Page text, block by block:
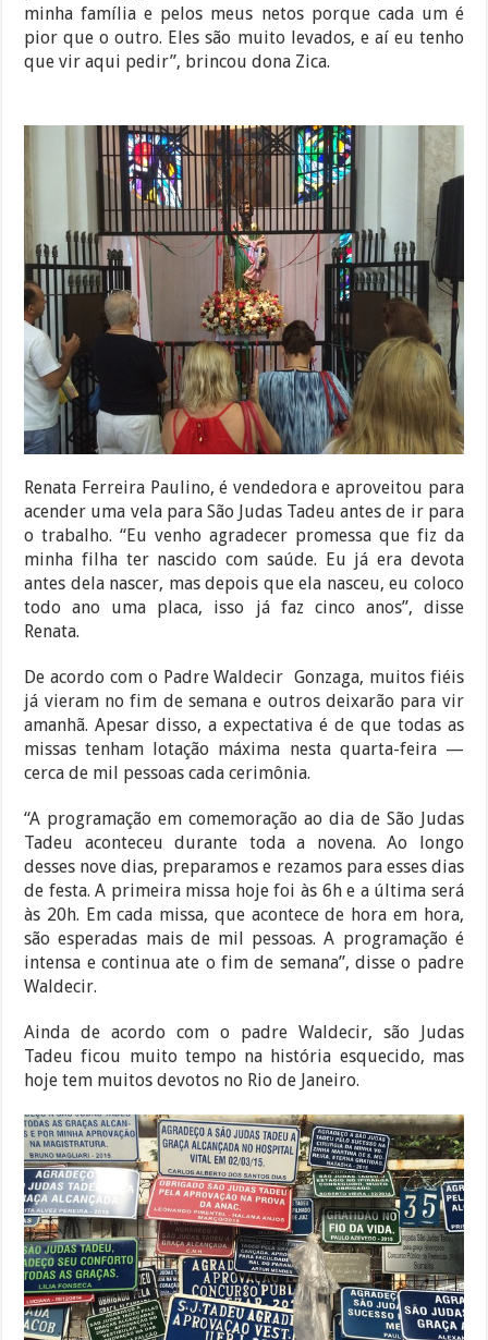
minha família e pelos meus netos porque cada um é
pior que o outro. Eles são muito levados, e aí eu tenho
que vir aqui pedir”, brincou dona Zica.
Renata Ferreira Paulino, é vendedora e aproveitou para
acender uma vela para São Judas Tadeu antes de ir para
o trabalho. “Eu venho agradecer promessa que fiz da
minha filha ter nascido com saúde. Eu já era devota
antes dela nascer, mas depois que ela nasceu, eu coloco
todo ano uma placa, isso já faz cinco anos”, disse
Renata.
De acordo com o Padre Waldecir Gonzaga, muitos fiéis
já vieram no fim de semana e outros deixarão para vir
amanhã. Apesar disso, a expectativa é de que todas as
missas tenham lotação máxima nesta quarta-feira —
cerca de mil pessoas cada cerimônia.
“A programação em comemoração ao dia de São Judas
Tadeu aconteceu durante toda a novena. Ao longo
desses nove dias, preparamos e rezamos para esses dias
de festa. A primeira missa hoje foi às 6h e a última será
às 20h. Em cada missa, que acontece de hora em hora,
são esperadas mais de mil pessoas. A programação é
intensa e continua ate o fim de semana”, disse o padre
Waldecir.
Ainda de acordo com o padre Waldecir, são Judas
Tadeu ficou muito tempo na história esquecido, mas
hoje tem muitos devotos no Rio de Janeiro.